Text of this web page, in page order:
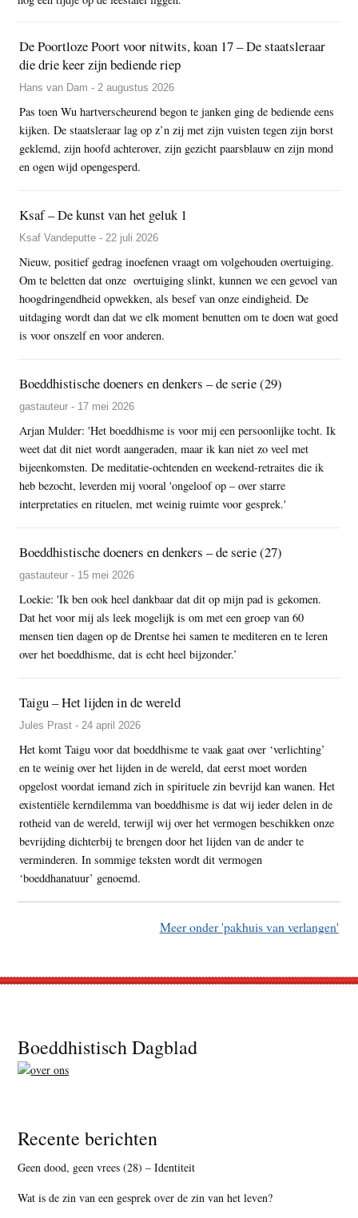
De Poortloze Poort voor nitwits, koan 17 – De staatsleraar
die drie keer zijn bediende riep
Hans van Dam - 2 augustus 2026
Pas toen Wu hartverscheurend begon te janken ging de bediende eens
kijken. De staatsleraar lag op z’n zij met zijn vuisten tegen zijn borst
geklemd, zijn hoofd achterover, zijn gezicht paarsblauw en zijn mond
en ogen wijd opengesperd.
Ksaf – De kunst van het geluk 1
Ksaf Vandeputte - 22 juli 2026
Nieuw, positief gedrag inoefenen vraagt om volgehouden overtuiging.
Om te beletten dat onze overtuiging slinkt, kunnen we een gevoel van
hoogdringendheid opwekken, als besef van onze eindigheid. De
uitdaging wordt dan dat we elk moment benutten om te doen wat goed
is voor onszelf en voor anderen.
Boeddhistische doeners en denkers – de serie (29)
gastauteur - 17 mei 2026
Arjan Mulder: 'Het boeddhisme is voor mij een persoonlijke tocht. Ik
weet dat dit niet wordt aangeraden, maar ik kan niet zo veel met
bijeenkomsten. De meditatie-ochtenden en weekend-retraites die ik
heb bezocht, leverden mij vooral 'ongeloof op – over starre
interpretaties en rituelen, met weinig ruimte voor gesprek.'
Boeddhistische doeners en denkers – de serie (27)
gastauteur - 15 mei 2026
Loekie: 'Ik ben ook heel dankbaar dat dit op mijn pad is gekomen.
Dat het voor mij als leek mogelijk is om met een groep van 60
mensen tien dagen op de Drentse hei samen te mediteren en te leren
over het boeddhisme, dat is echt heel bijzonder.’
Taigu – Het lijden in de wereld
Jules Prast - 24 april 2026
Het komt Taigu voor dat boeddhisme te vaak gaat over ‘verlichting’
en te weinig over het lijden in de wereld, dat eerst moet worden
opgelost voordat iemand zich in spirituele zin bevrijd kan wanen. Het
existentiële kerndilemma van boeddhisme is dat wij ieder delen in de
rotheid van de wereld, terwijl wij over het vermogen beschikken onze
bevrijding dichterbij te brengen door het lijden van de ander te
verminderen. In sommige teksten wordt dit vermogen
‘boeddhanatuur’ genoemd.
Meer onder 'pakhuis van verlangen'
Footer
Boeddhistisch Dagblad
Recente berichten
Geen dood, geen vrees (28) – Identiteit
Wat is de zin van een gesprek over de zin van het leven?